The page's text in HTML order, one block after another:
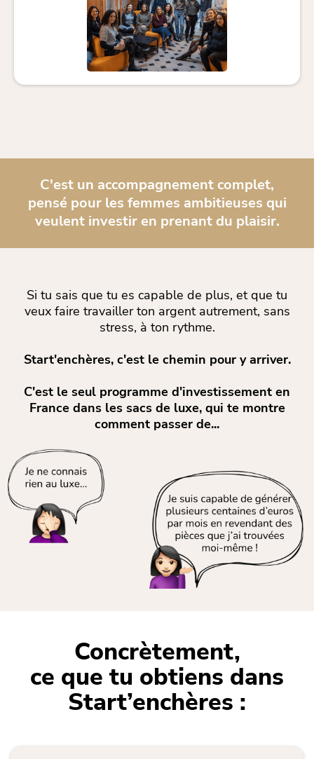
C'est un accompagnement complet,
pensé pour les femmes ambitieuses qui
veulent investir en prenant du plaisir.
Si tu sais que tu es capable de plus, et que tu
veux faire travailler ton argent autrement, sans
stress, à ton rythme.
Start'enchères, c'est le chemin pour y arriver.
C'est le seul programme d'investissement en
France dans les sacs de luxe, qui te montre
comment passer de...
Concrètement,
ce que tu obtiens dans
Start’enchères :